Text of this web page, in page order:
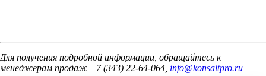
Для получения подробной информации, обращайтесь к
менеджерам продаж +7 (343) 22-64-064, info@konsaltpro.ru